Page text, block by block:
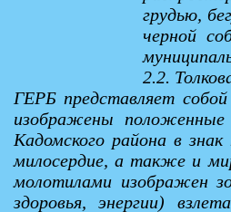
грудью,
черной
2.2.
ГЕРБ представляет
изображены положенные
Кадомского района в
милосердие, а также и
молотилами изображен
здоровья, энергии)